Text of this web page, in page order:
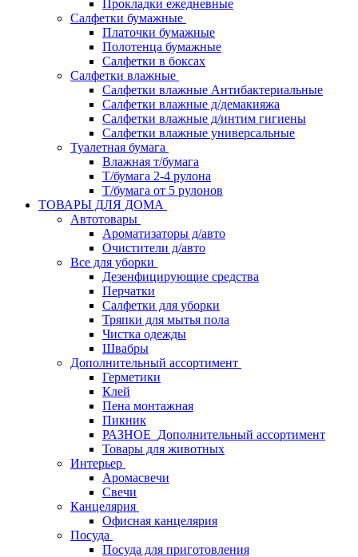
Прокладки ежедневные
Салфетки бумажные
Платочки бумажные
Полотенца бумажные
Салфетки в боксах
Салфетки влажные
Салфетки влажные Антибактериальные
Салфетки влажные д/демакияжа
Салфетки влажные д/интим гигиены
Салфетки влажные универсальные
Туалетная бумага
Влажная т/бумага
Т/бумага 2-4 рулона
Т/бумага от 5 рулонов
ТОВАРЫ ДЛЯ ДОМА
Автотовары
Ароматизаторы д/авто
Очистители д/авто
Все для уборки
Дезенфицирующие средства
Перчатки
Салфетки для уборки
Тряпки для мытья пола
Чистка одежды
Швабры
Дополнительный ассортимент
Герметики
Клей
Пена монтажная
Пикник
РАЗНОЕ_Дополнительный ассортимент
Товары для животных
Интерьер
Аромасвечи
Свечи
Канцелярия
Офисная канцелярия
Посуда
Посуда для приготовления